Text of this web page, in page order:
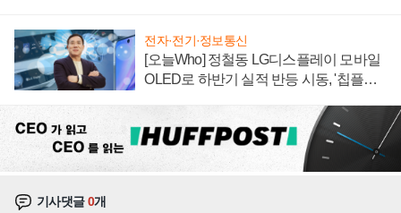
전자·전기·정보통신
[오늘Who] 정철동 LG디스플레이 모바일
OLED로 하반기 실적 반등 시동, '칩플레
기사댓글0개